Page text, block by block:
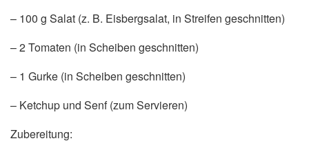
– 100 g Salat (z. B. Eisbergsalat, in Streifen geschnitten)
– 2 Tomaten (in Scheiben geschnitten)
– 1 Gurke (in Scheiben geschnitten)
– Ketchup und Senf (zum Servieren)
Zubereitung: